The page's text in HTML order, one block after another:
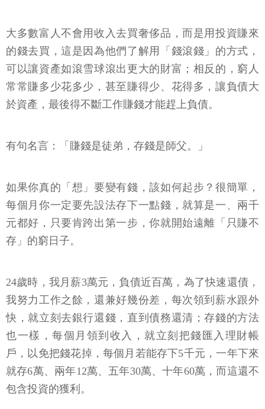
大多數富人不會用收入去買奢侈品，而是用投資賺來
的錢去買，這是因為他們了解用「錢滾錢」的方式，
可以讓資產如滾雪球滾出更大的財富；相反的，窮人
常常賺多少花多少，甚至賺得少、花得多，讓負債大
於資產，最後得不斷工作賺錢才能趕上負債。
有句名言：「賺錢是徒弟，存錢是師父。」
如果你真的「想」要變有錢，該如何起步？很簡單，
每個月你一定要先設法存下一點錢，就算是一、兩千
元都好，只要肯跨出第一步，你就開始遠離「只賺不
存」的窮日子。
24歲時，我月薪3萬元，負債近百萬，為了快速還債，
我努力工作之餘，還兼好幾份差，每次領到薪水跟外
快，就立刻去銀行還錢，直到債務還清；存錢的方法
也一樣，每個月領到收入，就立刻把錢匯入理財帳
戶，以免把錢花掉，每個月若能存下5千元，一年下來
就存6萬、兩年12萬、五年30萬、十年60萬，而這還不
包含投資的獲利。